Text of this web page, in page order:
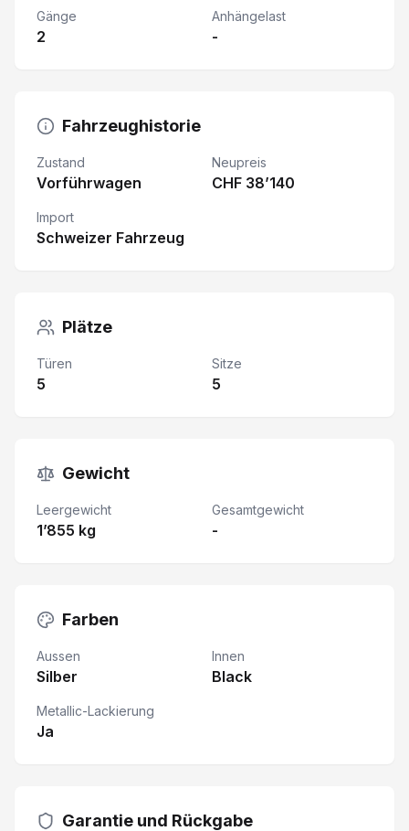
Gänge
2
Anhängelast
-
Fahrzeughistorie
Zustand
Vorführwagen
Neupreis
CHF 38’140
Import
Schweizer Fahrzeug
Plätze
Türen
5
Sitze
5
Gewicht
Leergewicht
1’855 kg
Gesamtgewicht
-
Farben
Aussen
Silber
Innen
Black
Metallic-Lackierung
Ja
Garantie und Rückgabe